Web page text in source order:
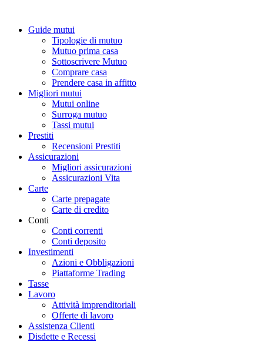
Guide mutui
Tipologie di mutuo
Mutuo prima casa
Sottoscrivere Mutuo
Comprare casa
Prendere casa in affitto
Migliori mutui
Mutui online
Surroga mutuo
Tassi mutui
Prestiti
Recensioni Prestiti
Assicurazioni
Migliori assicurazioni
Assicurazioni Vita
Carte
Carte prepagate
Carte di credito
Conti
Conti correnti
Conti deposito
Investimenti
Azioni e Obbligazioni
Piattaforme Trading
Tasse
Lavoro
Attività imprenditoriali
Offerte di lavoro
Assistenza Clienti
Disdette e Recessi